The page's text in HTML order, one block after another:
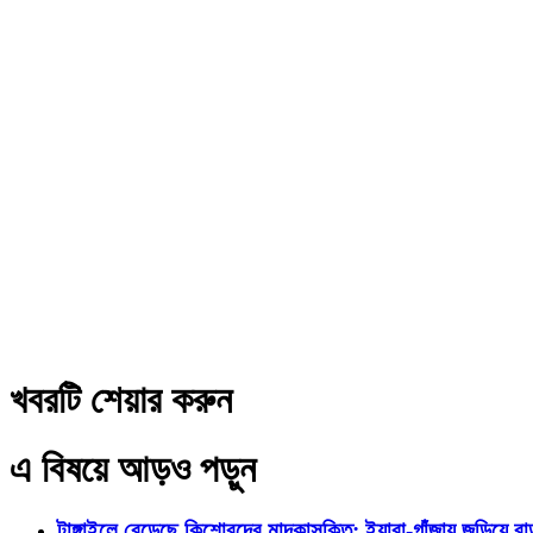
খবরটি শেয়ার করুন
এ বিষয়ে আড়ও পড়ুন